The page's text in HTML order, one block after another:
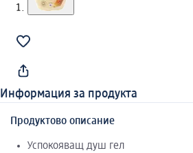
Информация за продукта
Продуктово описание
Успокояващ душ гел